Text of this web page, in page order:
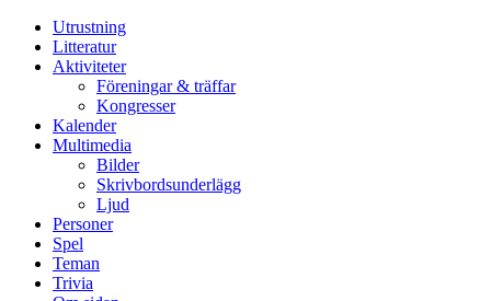
Utrustning
Litteratur
Aktiviteter
Föreningar & träffar
Kongresser
Kalender
Multimedia
Bilder
Skrivbordsunderlägg
Ljud
Personer
Spel
Teman
Trivia